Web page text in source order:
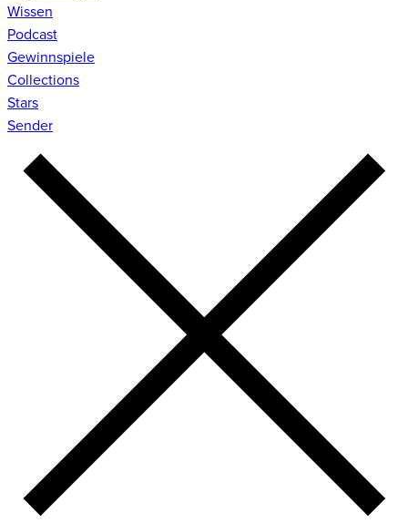
Wissen
Podcast
Gewinnspiele
Collections
Stars
Sender